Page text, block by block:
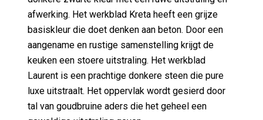
basiskleur die doet denken aan beton. Door een
aangename en rustige samenstelling krijgt de
keuken een stoere uitstraling. Het werkblad
Laurent is een prachtige donkere steen die pure
luxe uitstraalt. Het oppervlak wordt gesierd door
tal van goudbruine aders die het geheel een
geweldige uitstraling geven.